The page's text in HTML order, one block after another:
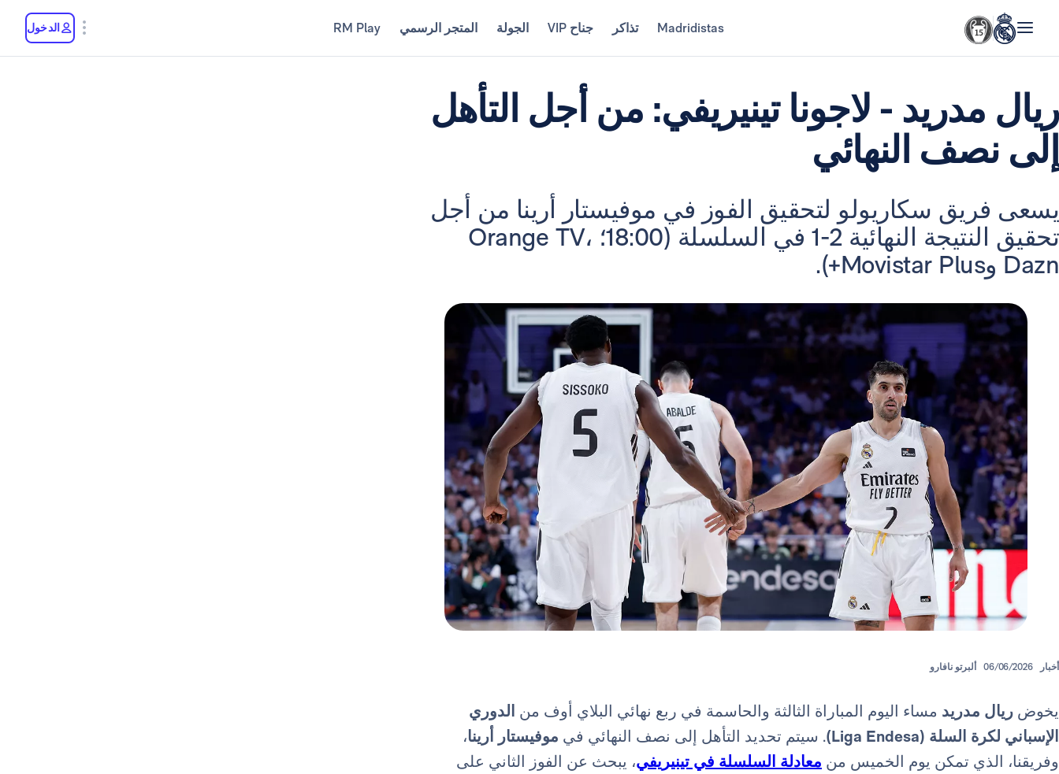
Madridistas تذاكر جناح VIP الجولة المتجر الرسمي RM Play الدخول
ريال مدريد - لاجونا تينيريفي: من أجل التأهل
إلى نصف النهائي
يسعى فريق سكاريولو لتحقيق الفوز في موفيستار أرينا من أجل
تحقيق النتيجة النهائية 2-1 في السلسلة (18:00؛ Orange TV،
Dazn وMovistar Plus+).
أخبار 06/06/2026 ألبرتو نافارو
يخوض ريال مدريد مساء اليوم المباراة الثالثة والحاسمة في ربع نهائي البلاي أوف من الدوري
الإسباني لكرة السلة (Liga Endesa)
. سيتم تحديد التأهل إلى نصف النهائي في موفيستار أرينا،
وفريقنا، الذي تمكن يوم الخميس من معادلة السلسلة في تينيريفي، يبحث عن الفوز الثاني على